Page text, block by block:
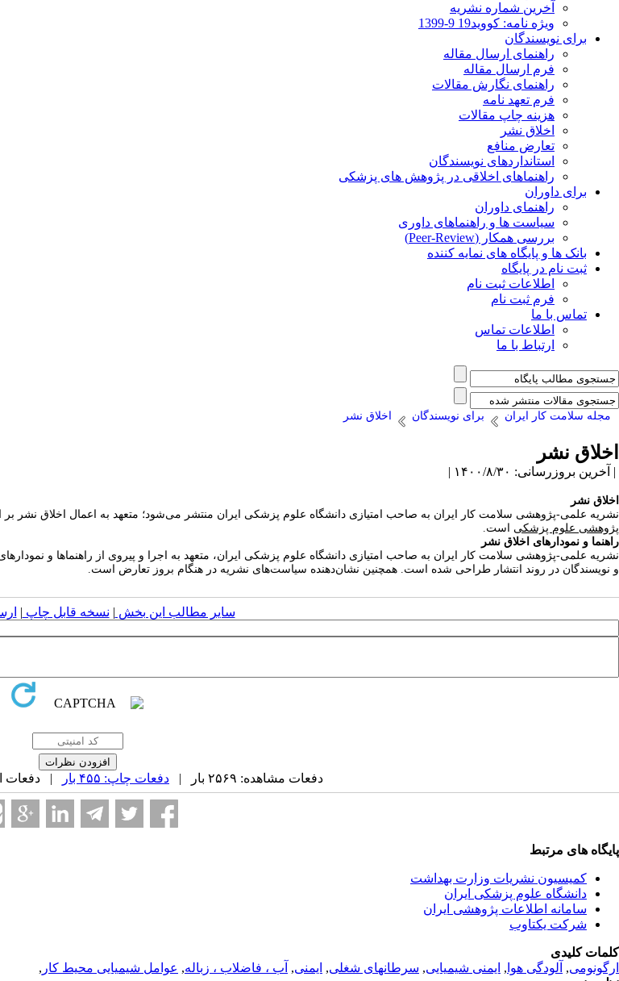
آخرین شماره نشریه
ویژه نامه: کووید19 9-1399
برای نویسندگان
راهنمای ارسال مقاله
فرم ارسال مقاله
راهنمای نگارش مقالات
فرم تعهد نامه
هزینه چاپ مقالات
اخلاق نشر
تعارض منافع
استانداردهای نویسندگان
راهنماهای اخلاقی در پژوهش های پزشکی
برای داوران
راهنمای داوران
سیاست ها و راهنماهای داوری
بررسی همکار (Peer-Review)
بانک ها و پایگاه های نمایه کننده
ثبت نام در پایگاه
اطلاعات ثبت نام
فرم ثبت نام
تماس با ما
اطلاعات تماس
ارتباط با ما
مجله سلامت کار ایران برای نویسندگان اخلاق نشر
اخلاق نشر
| آخرین بروزرسانی: ۱۴۰۰/۸/۳۰ |
اخلاق نشر
نشریه علمی-پژوهشی سلامت کار ایران به صاحب امتیازی دانشگاه علوم پزشکی ایران منتشر می‌شود؛ متعهد به اعمال اخلاق نشر
پژوهشی علوم پزشکی
است.
راهنما و نمودارهای اخلاق نشر
نشریه علمی-پژوهشی سلامت کار ایران به صاحب امتیازی دانشگاه علوم پزشکی ایران، متعهد به اجرا و پیروی از راهنماها و
و نویسندگان در روند انتشار طراحی شده است. همچنین نشان‌دهنده سیاست‌های نشریه در هنگام بروز تعارض است.
سایر مطالب این بخش | نسخه قابل چاپ |
دفعات مشاهده: ۲۵۶۹ بار | دفعات چاپ: ۴۵۵ بار | دفعات
پایگاه های مرتبط
کمیسیون نشریات وزارت بهداشت
دانشگاه علوم پزشکی ایران
سامانه اطلاعات پژوهشی ایران
شرکت یکتاوب
کلمات کلیدی
ارگونومی, آلودگی هوا , ایمنی شیمیایی, سرطانهای شغلی, ایمنی, آب ، فاضلاب ، زباله, عوامل شیمیایی محیط کار ,